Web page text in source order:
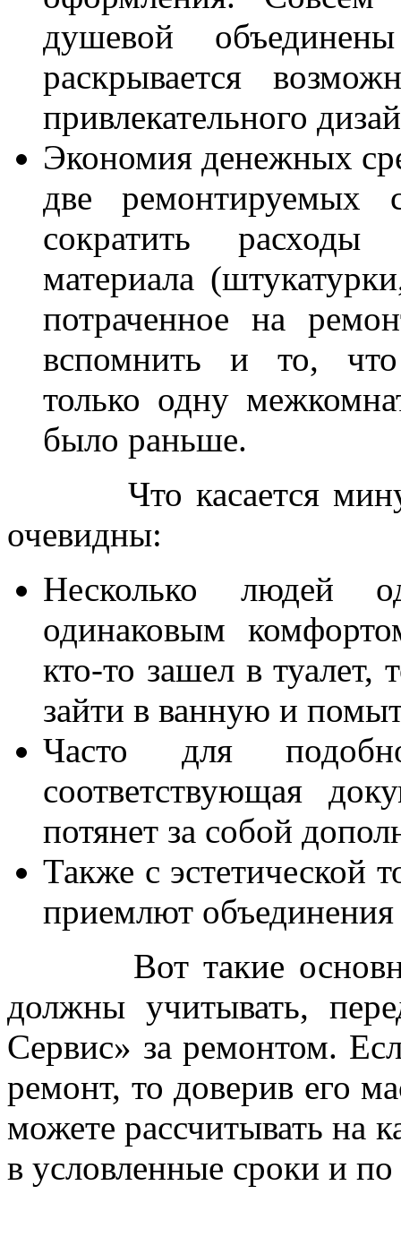
душевой
раскрывается
привлекательного
Экономия денежных
две
сократить расходы
материала
потраченное на
вспомнить и то, что
только одну
было раньше.
Что касается
очевидны:
Несколько людей
одинаковым
кто-то зашел в туалет,
зайти в ванную и
Часто для
соответствующая
потянет за собой
Также с эстетической
приемлют объединения
Вот такие
должны учитывать,
Сервис» за ремонтом.
ремонт, то доверив его
можете рассчитывать на
в условленные сроки и